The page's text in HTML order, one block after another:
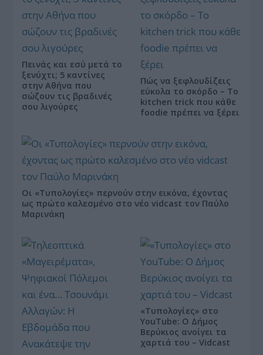
Πεινάς και εσύ μετά το
ξενύχτι; 5 καντίνες
στην Αθήνα που
σώζουν τις βραδινές
σου λιγούρες
Πώς να ξεφλουδίζεις
εύκολα το σκόρδο – Το
kitchen trick που κάθε
foodie πρέπει να ξέρει
Οι «Τυπολογίες» περνούν στην εικόνα, έχοντας
ως πρώτο καλεσμένο στο νέο vidcast τον Παύλο
Μαρινάκη
«Τυπολογίες» στο
YouTube: Ο Δήμος
Βερύκιος ανοίγει τα
χαρτιά του – Vidcast